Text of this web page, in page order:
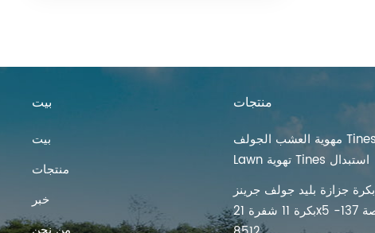
بيت
بيت
منتجات
خبر
منتجات
مهوية العشب الجولف Tines
Lawn تهوية Tines استبدال
بكرة جزازة بليد جولف جرينز
بكرة 11 شفرة 21x5 بوصة 137-